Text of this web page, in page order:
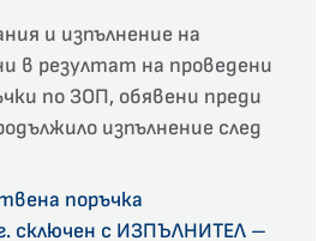
и изпълнение на
в резултат на проведени
по ЗОП, обявени преди
изпълнение след
поръчка
сключен с ИЗПЪЛНИТЕЛ –